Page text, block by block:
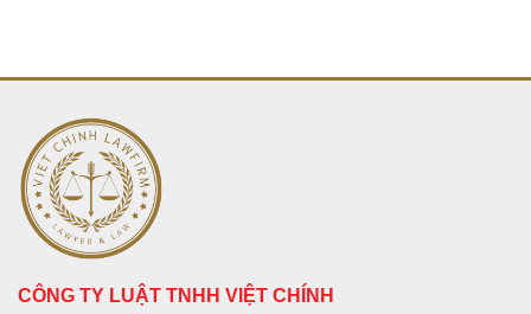
CÔNG TY LUẬT TNHH VIỆT CHÍNH